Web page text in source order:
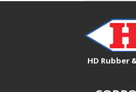
HD Rubber